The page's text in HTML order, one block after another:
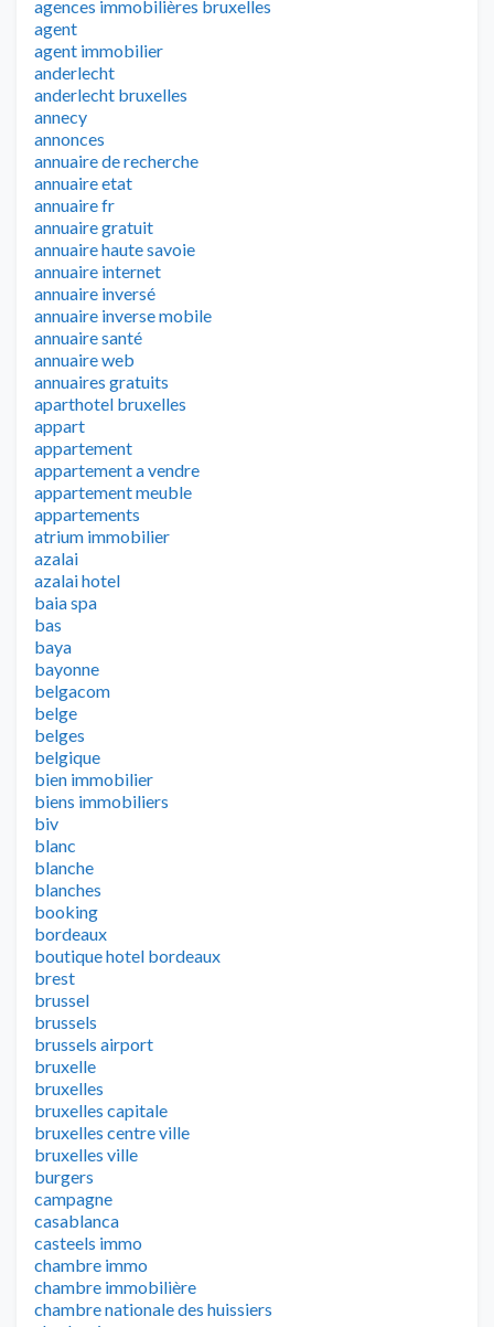
agences immobilières bruxelles
agent
agent immobilier
anderlecht
anderlecht bruxelles
annecy
annonces
annuaire de recherche
annuaire etat
annuaire fr
annuaire gratuit
annuaire haute savoie
annuaire internet
annuaire inversé
annuaire inverse mobile
annuaire santé
annuaire web
annuaires gratuits
aparthotel bruxelles
appart
appartement
appartement a vendre
appartement meuble
appartements
atrium immobilier
azalai
azalai hotel
baia spa
bas
baya
bayonne
belgacom
belge
belges
belgique
bien immobilier
biens immobiliers
biv
blanc
blanche
blanches
booking
bordeaux
boutique hotel bordeaux
brest
brussel
brussels
brussels airport
bruxelle
bruxelles
bruxelles capitale
bruxelles centre ville
bruxelles ville
burgers
campagne
casablanca
casteels immo
chambre immo
chambre immobilière
chambre nationale des huissiers